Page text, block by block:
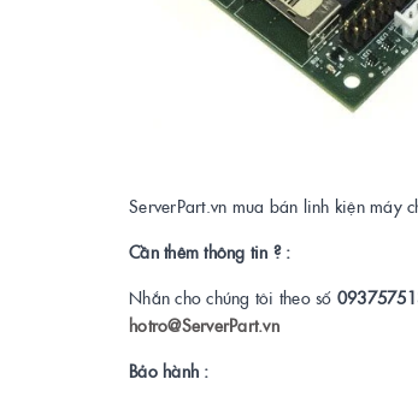
ServerPart.vn mua bán linh kiện máy
Cần thêm thông tin ? :
Nhắn cho chúng tôi theo số
hotro@ServerPart.vn
Bảo hành :